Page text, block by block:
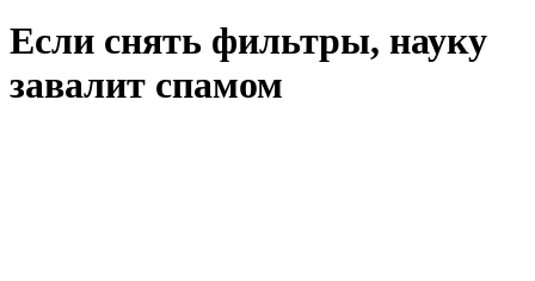
Если снять фильтры, науку
завалит спамом